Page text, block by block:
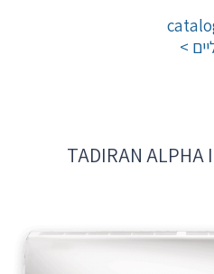
>
TADIRAN ALPHA